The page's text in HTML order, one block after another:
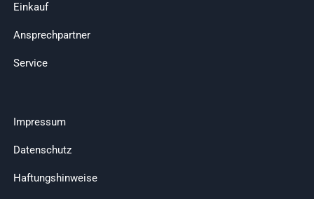
Einkauf
Ansprechpartner
Service
Impressum
Datenschutz
Haftungshinweise